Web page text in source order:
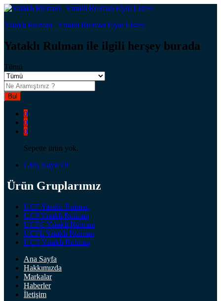
Yataklı Rulman | Yataklı Rulman Fiyat Listesi
Yataklı Rulman ile ilgili herşey burada
Tümü
Bul
0
0
0
Sepette ürün yok.
Giriş Kayıt Ol
Ürün Gruplarımız
UCF Yataklı Rulman
UCP Yataklı Rulman
UCFC Yataklı Rulman
UCFL Yataklı Rulman
UCT Yataklı Rulman
Ana Sayfa
Hakkımızda
Markalar
Haberler
İletişim